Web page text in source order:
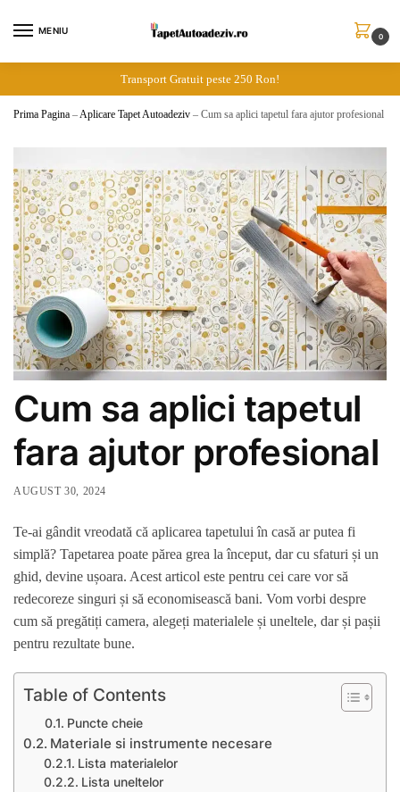
MENIU
0
Transport Gratuit peste 250 Ron!
Prima Pagina – Aplicare Tapet Autoadeziv – Cum sa aplici tapetul fara ajutor profesional
Cum sa aplici tapetul
fara ajutor profesional
AUGUST 30, 2024
Te-ai gândit vreodată că aplicarea tapetului în casă ar putea fi
simplă? Tapetarea poate părea grea la început, dar cu sfaturi și un
ghid, devine ușoara. Acest articol este pentru cei care vor să
redecoreze singuri și să economisească bani. Vom vorbi despre
cum să pregătiți camera, alegeți materialele și uneltele, dar și pașii
pentru rezultate bune.
Table of Contents
Puncte cheie
Materiale si instrumente necesare
Lista materialelor
Lista uneltelor